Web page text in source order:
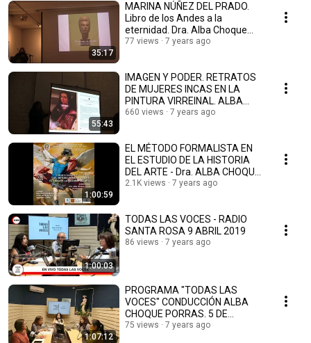
35:17
MARINA NÚÑEZ DEL PRADO.
Libro de los Andes a la
eternidad. Dra. Alba Choque
Porras
77 views 7 years ago
55:43
IMAGEN Y PODER. RETRATOS
DE MUJERES INCAS EN LA
PINTURA VIRREINAL. ALBA
CHOQUE PORRAS
660 views 7 years ago
1:00:59
EL MÉTODO FORMALISTA EN
EL ESTUDIO DE LA HISTORIA
DEL ARTE - Dra. ALBA CHOQUE
PORRAS
2.1K views 7 years ago
1:00:03
TODAS LAS VOCES - RADIO
SANTA ROSA 9 ABRIL 2019
86 views 7 years ago
1:07:12
PROGRAMA "TODAS LAS
VOCES" CONDUCCIÓN ALBA
CHOQUE PORRAS. 5 DE
MARZO 2019
75 views 7 years ago